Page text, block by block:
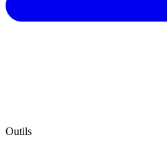
Outils